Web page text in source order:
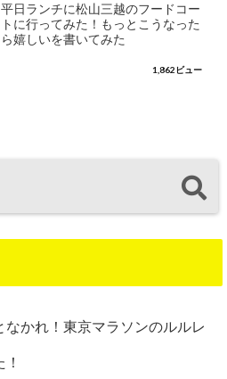
平日ランチに松山三越のフードコー
トに行ってみた！もっとこうなった
ら嬉しいを書いてみた
1,862ビュー
かれ！東京マラソンのルルレ